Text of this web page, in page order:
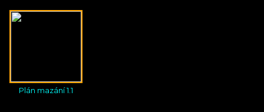
Plán mazání 1.1